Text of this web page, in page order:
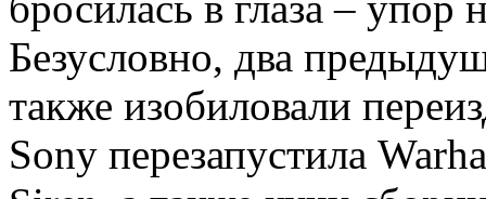
Безусловно, два
также изобиловали
Sony перезапустила